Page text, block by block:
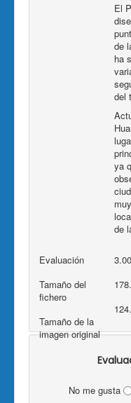
El
de
ha
del
ya
de
Evaluación
Tamaño del
fichero
Tamaño de la
imagen original
No me gusta